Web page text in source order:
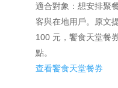
適合對象：想安排聚
客與在地用戶。原文
100 元，饗食天堂餐
點。
查看饗食天堂餐券